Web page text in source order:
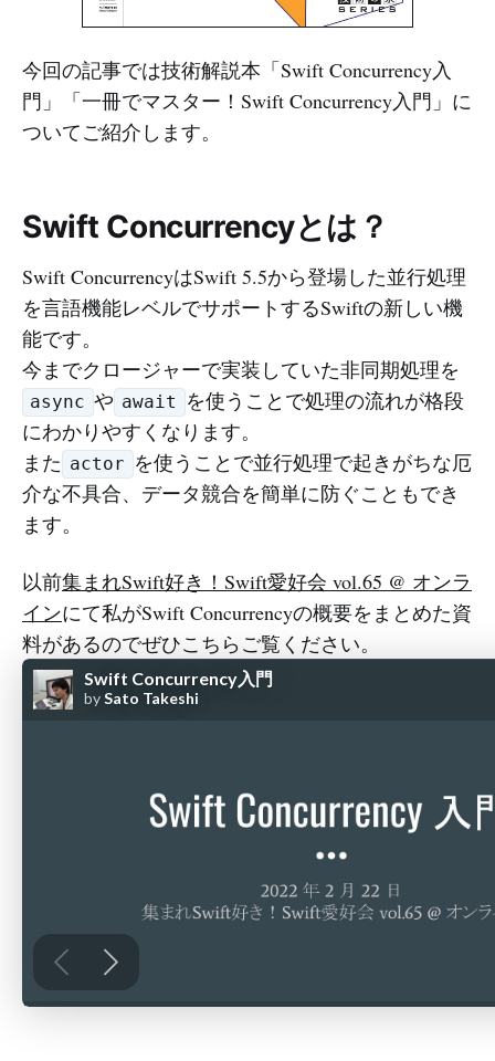
今回の記事では技術解説本「Swift Concurrency入
門」「一冊でマスター！Swift Concurrency入門」に
ついてご紹介します。
Swift Concurrencyとは？
Swift ConcurrencyはSwift 5.5から登場した並行処理
を言語機能レベルでサポートするSwiftの新しい機
能です。
今までクロージャーで実装していた非同期処理を
async や await
を使うことで処理の流れが格段
にわかりやすくなります。
また actor を使うことで並行処理で起きがちな厄
介な不具合、データ競合を簡単に防ぐこともでき
ます。
以前集まれSwift好き！Swift愛好会 vol.65 @ オンラ
インにて私がSwift Concurrencyの概要をまとめた資
料があるのでぜひこちらご覧ください。